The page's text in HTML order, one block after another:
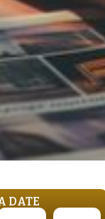
DATE